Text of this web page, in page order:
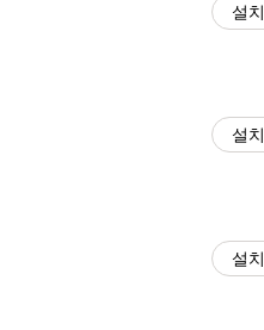
설치
설치
설치